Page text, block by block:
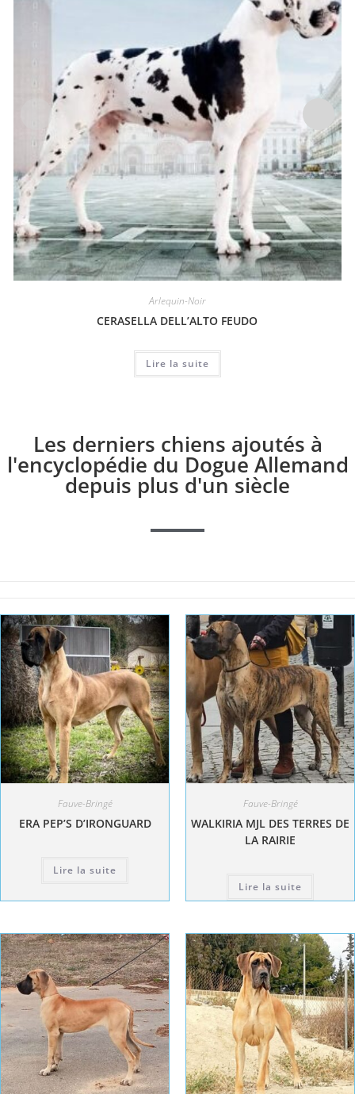
Arlequin-Noir
CERASELLA DELL’ALTO FEUDO
Lire la suite
Les derniers chiens ajoutés à
l'encyclopédie du Dogue Allemand
depuis plus d'un siècle
Fauve-Bringé
ERA PEP’S D’IRONGUARD
Lire la suite
Fauve-Bringé
WALKIRIA MJL DES TERRES DE
LA RAIRIE
Lire la suite